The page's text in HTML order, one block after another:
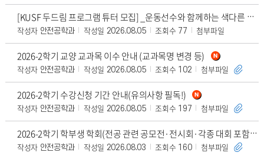
[KUSF 두드림 프로그램 튜터 모집] _운동선수와 함께하는 색다른 교류형 수업
작성자 안전공학과 작성일 2026.08.05 조회수 77 첨부파일
2026-2학기 교양 교과목 이수 안내 (교과목명 변경 등)
작성자 안전공학과 작성일 2026.08.05 조회수 102 첨부파일
2026-2학기 수강신청 기간 안내(유의사항 필독!)
작성자 안전공학과 작성일 2026.08.05 조회수 197 첨부파일
2026-2학기 학부생 학회(전공 관련 공모전·전시회·각종 대회 포함)발표 지원 프로그램 안내
작성자 안전공학과 작성일 2026.08.03 조회수 160 첨부파일